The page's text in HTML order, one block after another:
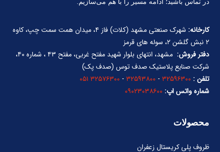
کارخانه:
شهرک صنعتی مشهد (کلات) فاز ۴، میدان همت سمت چپ، کاوه
۲ نبش گلشن ۲، سوله های قرمز
دفتر فروش:
مشهد، انتهای بلوار شهید مفتح غربی، مفتح ۴۳ ، شماره ۴۰،
شرکت صنایع پلاستیک صدف توس (صدف پک)
تلفن : ۳۲۵۹۶۳۰۰ - ۳۲۵۹۳۸۰۰ - ۳۲۵۷۶۳۰۰ ۰۵۱
شماره واتس اپ: ۰۹۰۲۳۰۳۸۶۰۰
محصولات
ظروف پلی کریستال زعفران